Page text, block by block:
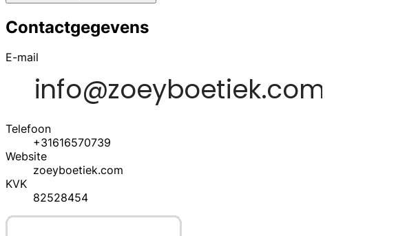
Contactgegevens
E-mail
Telefoon
+31616570739
Website
zoeyboetiek.com
KVK
82528454